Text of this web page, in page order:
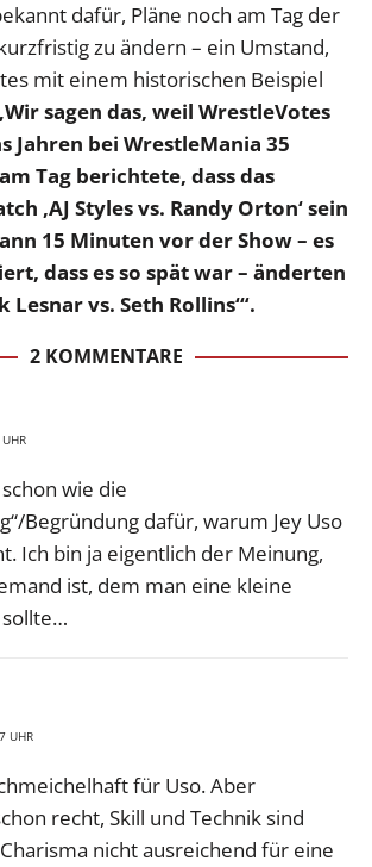
dafür, Pläne noch am Tag der
zu ändern – ein Umstand,
mit einem historischen Beispiel
sagen das, weil WrestleVotes
Jahren bei WrestleMania 35
Tag berichtete, dass das
‚AJ Styles vs. Randy Orton‘ sein
15 Minuten vor der Show – es
dass es so spät war – änderten
Lesnar vs. Seth Rollins‘“.
2 KOMMENTARE
wie die
Begründung dafür, warum Jey Uso
Ich bin ja eigentlich der Meinung,
ist, dem man eine kleine
sollte…
UHR
für Uso. Aber
recht, Skill und Technik sind
nicht ausreichend für eine